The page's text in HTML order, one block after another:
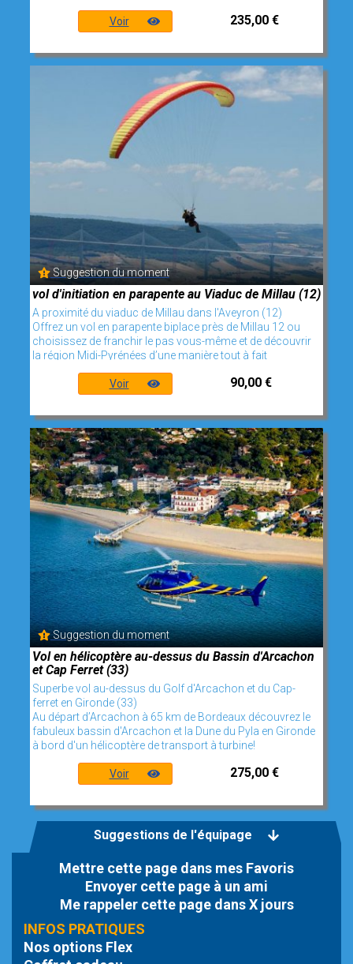
Voir 235,00 €
Suggestion du moment
vol d'initiation en parapente au Viaduc de Millau (12)
A proximité du viaduc de Millau dans l'Aveyron (12)
Offrez un vol en parapente biplace près de Millau 12 ou
choisissez de franchir le pas vous-même et de découvrir
la région Midi-Pyrénées d’une manière tout à fait
Voir 90,00 €
Suggestion du moment
Vol en hélicoptère au-dessus du Bassin d'Arcachon
et Cap Ferret (33)
Superbe vol au-dessus du Golf d'Arcachon et du Cap-
ferret en Gironde (33)
Au départ d’Arcachon à 65 km de Bordeaux découvrez le
fabuleux bassin d'Arcachon et la Dune du Pyla en Gironde
à bord d'un hélicoptère de transport à turbine!
Voir 275,00 €
Suggestions de l'équipage
Mettre cette page dans mes Favoris
Envoyer cette page à un ami
Me rappeler cette page dans X jours
INFOS PRATIQUES
Nos options Flex